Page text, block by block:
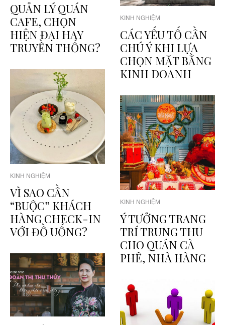
QUẢN LÝ QUÁN
CAFE, CHỌN
HIỆN ĐẠI HAY
TRUYỀN THỐNG?
KINH NGHIỆM
VÌ SAO CẦN
“BUỘC” KHÁCH
HÀNG CHECK-IN
VỚI ĐỒ UỐNG?
KINH NGHIỆM
CÁC YẾU TỐ CẦN
CHÚ Ý KHI LỰA
CHỌN MẶT BẰNG
KINH DOANH
KINH NGHIỆM
Ý TƯỞNG TRANG
TRÍ TRUNG THU
CHO QUÁN CÀ
PHÊ, NHÀ HÀNG